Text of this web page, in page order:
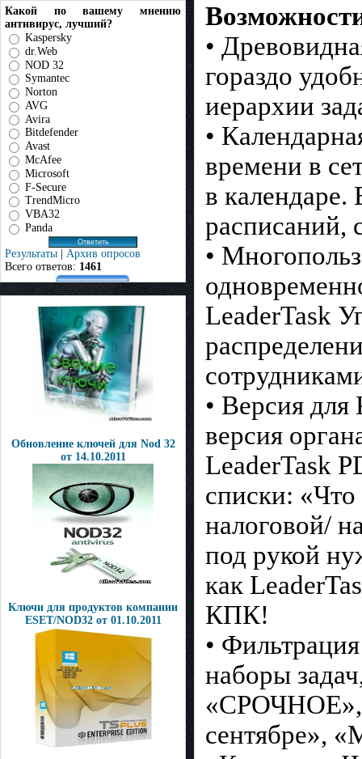
Какой по вашему мнению
антивирус, лучший?
Kaspersky
dr.Web
NOD 32
Symantec
Norton
AVG
Avira
Bitdefender
Avast
McAfee
Microsoft
F-Secure
TrendMicro
VBA32
Panda
Результаты | Архив опросов
Всего ответов: 1461
Обновление ключей для Nod 32
от 14.10.2011
Ключи для продуктов компании
ESET/NOD32 от 01.10.2011
•
гораздо
иерархии
•
времени в
в календаре.
расписаний,
•
LeaderTask
• Версия
версия
LeaderTask
списки: «Что
налоговой/
под рукой
как
КПК!
•
наборы
«СРОЧНОЕ»,
сентябре»,